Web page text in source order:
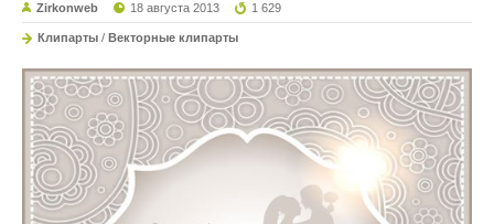
Zirkonweb 18 августа 2013 1 629
Клипарты / Векторные клипарты